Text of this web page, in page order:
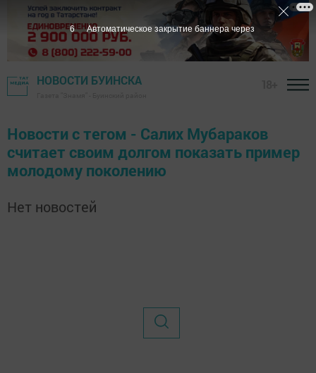
НОВОСТИ БУИНСКА
Новости с тегом - Салих Мубараков
считает своим долгом показать пример
молодому поколению
Нет новостей
6 Автоматическое закрытие баннера через